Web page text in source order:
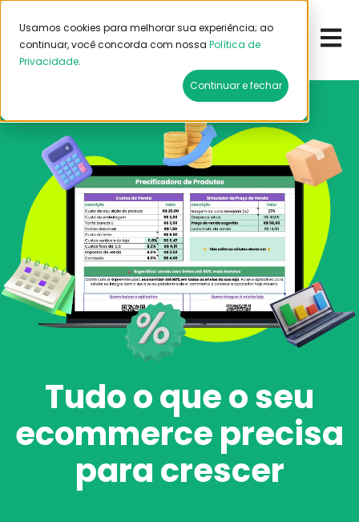
Usamos cookies para melhorar sua experiência; ao
continuar, você concorda com nossa Política de
Privacidade.
Continuar e fechar
Tudo o que o seu
ecommerce precisa
para crescer